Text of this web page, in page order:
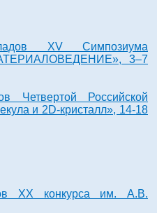
XV Симпозиума
3–7
Четвертой Российской
и 2D-кристалл», 14-18
ХХ конкурса им. А.В.